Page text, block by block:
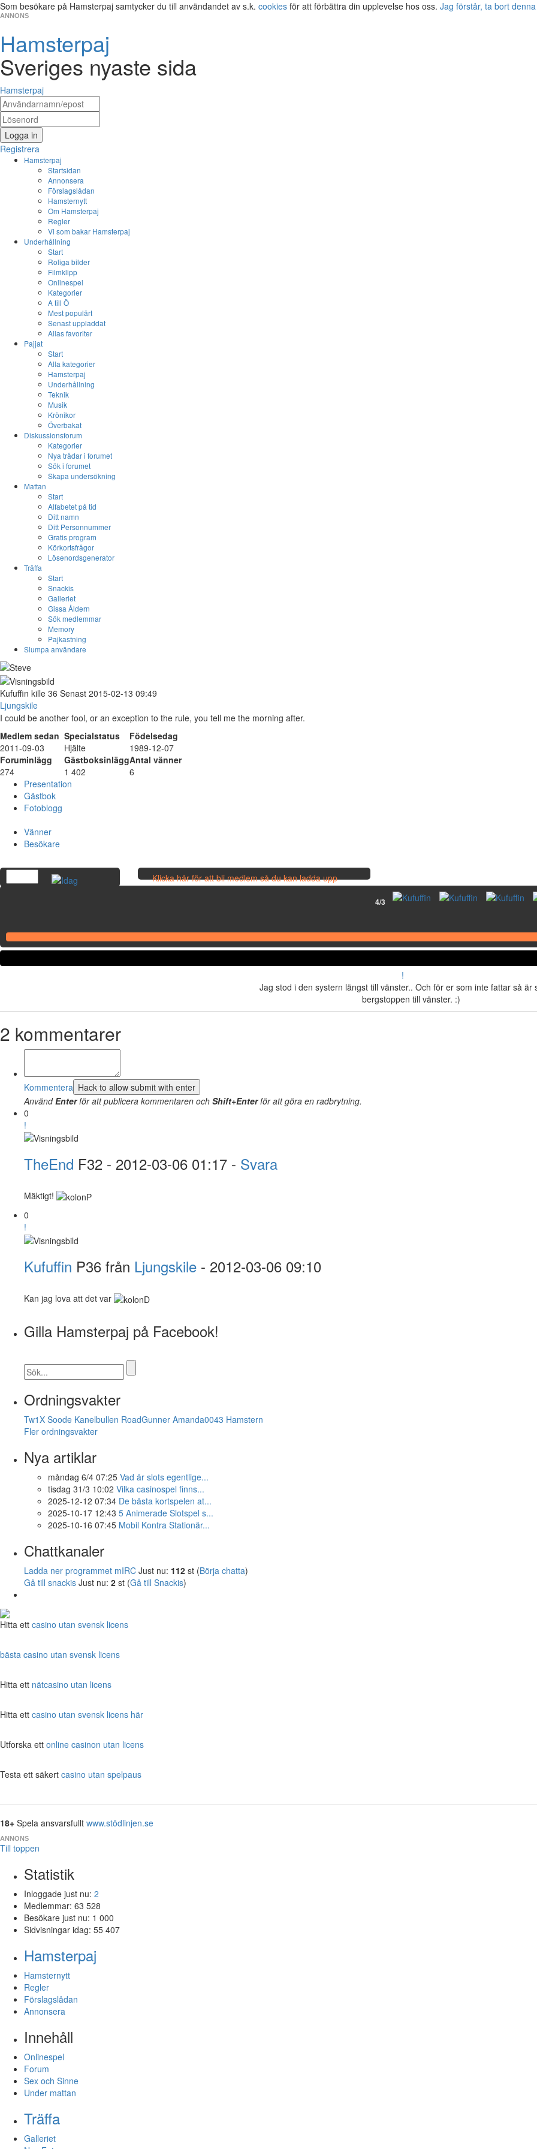
Som besökare på Hamsterpaj samtycker du till användandet av s.k. cookies för att förbättra din upplevelse hos oss. Jag förstår, ta bort
ANNONS
Hamsterpaj
Sveriges nyaste sida
Hamsterpaj
Logga in
Registrera
Hamsterpaj
Startsidan
Annonsera
Förslagslådan
Hamsternytt
Om Hamsterpaj
Regler
Vi som bakar Hamsterpaj
Underhållning
Start
Roliga bilder
Filmklipp
Onlinespel
Kategorier
A till Ö
Mest populärt
Senast uppladdat
Allas favoriter
Pajjat
Start
Alla kategorier
Hamsterpaj
Underhållning
Teknik
Musik
Krönikor
Överbakat
Diskussionsforum
Kategorier
Nya trådar i forumet
Sök i forumet
Skapa undersökning
Mattan
Start
Alfabetet på tid
Ditt namn
Ditt Personnummer
Gratis program
Körkortsfrågor
Lösenordsgenerator
Träffa
Start
Snackis
Galleriet
Gissa Åldern
Sök medlemmar
Memory
Pajkastning
Slumpa användare
Kufuffin kille 36 Senast 2015-02-13 09:49
Ljungskile
I could be another fool, or an exception to the rule, you tell me the morning after.
Medlem sedan Specialstatus
Födelsedag
2011-09-03
Hjälte
1989-12-07
Foruminlägg
GästboksinläggAntal vänner
274
1 402
6
Presentation
Gästbok
Fotoblogg
Vänner
Besökare
Klicka här för att bli medlem så du kan ladda upp
egna bilder!
4/3
!
Jag stod i den systern längst till vänster.. Och för er som inte fattar så är
bergstoppen till vänster. :)
2 kommentarer
Kommentera
AnvändEnterför att publicera kommentaren och Shift+Enterför att göra en radbrytning.
0
!
TheEnd F32 - 2012-03-06 01:17 - Svara
Mäktigt!
0
!
Kufuffin P36 från Ljungskile - 2012-03-06 09:10
Kan jag lova att det var
Gilla Hamsterpaj på Facebook!
Ordningsvakter
Tw1X Soode Kanelbullen RoadGunner Amanda0043 Hamstern
Fler ordningsvakter
Nya artiklar
måndag 6/4 07:25 Vad är slots egentlige...
tisdag 31/3 10:02 Vilka casinospel finns...
2025-12-12 07:34 De bästa kortspelen at...
2025-10-17 12:43 5 Animerade Slotspel s...
2025-10-16 07:45 Mobil Kontra Stationär...
Chattkanaler
Ladda ner programmet mIRC Just nu: 112 st (Börja chatta)
Gå till snackis Just nu: 2 st (Gå till Snackis)
Hitta ett casino utan svensk licens
bästa casino utan svensk licens
Hitta ett nätcasino utan licens
Hitta ett casino utan svensk licens här
Utforska ett online casinon utan licens
Testa ett säkert casino utan spelpaus
18+ Spela ansvarsfullt www.stödlinjen.se
ANNONS
Till toppen
Statistik
Inloggade just nu: 2
Medlemmar: 63 528
Besökare just nu: 1 000
Sidvisningar idag: 55 407
Hamsterpaj
Hamsternytt
Regler
Förslagslådan
Annonsera
Innehåll
Onlinespel
Forum
Sex och Sinne
Under mattan
Träffa
Galleriet